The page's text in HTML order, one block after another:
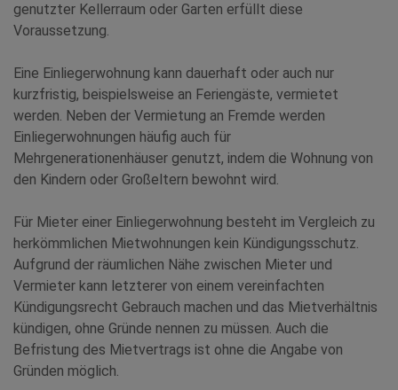
genutzter Kellerraum oder Garten erfüllt diese
Voraussetzung.
Eine Einliegerwohnung kann dauerhaft oder auch nur
kurzfristig, beispielsweise an Feriengäste, vermietet
werden. Neben der Vermietung an Fremde werden
Einliegerwohnungen häufig auch für
Mehrgenerationenhäuser genutzt, indem die Wohnung von
den Kindern oder Großeltern bewohnt wird.
Für Mieter einer Einliegerwohnung besteht im Vergleich zu
herkömmlichen Mietwohnungen kein Kündigungsschutz.
Aufgrund der räumlichen Nähe zwischen Mieter und
Vermieter kann letzterer von einem vereinfachten
Kündigungsrecht Gebrauch machen und das Mietverhältnis
kündigen, ohne Gründe nennen zu müssen. Auch die
Befristung des Mietvertrags ist ohne die Angabe von
Gründen möglich.